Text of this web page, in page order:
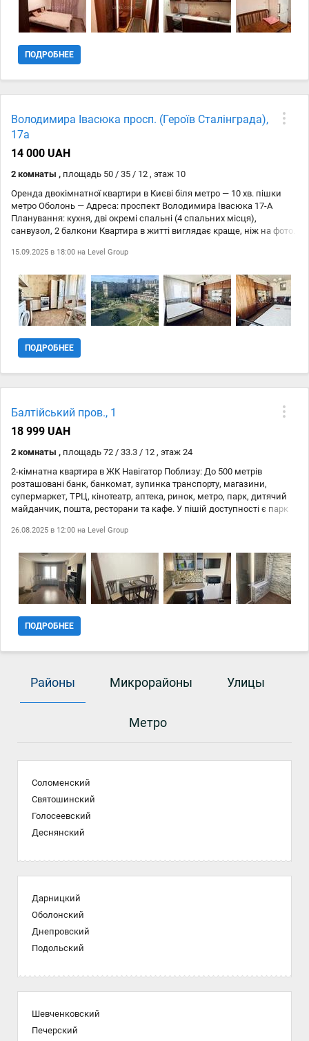
ПОДРОБНЕЕ
Володимира Івасюка просп. (Героїв Сталінграда),
17а
14 000 UAH
2 комнаты , площадь 50 / 35 / 12 , этаж 10
Оренда двокімнатної квартири в Києві біля метро — 10 хв. пішки
метро Оболонь — Адреса: проспект Володимира Івасюка 17-А
Планування: кухня, дві окремі спальні (4 спальних місця),
санвузол, 2 балкони Квартира в житті виглядає краще, ніж на фото.
проживання 4 осіб: нове двоспальне ліжко з новим ортопедичним
духовка, плита, холодильник, пилосос Переваги
місцерозташування будинку: — Станція МЕТРО Оболонь (800м) —
Поруч Торгово-розважальний центр «DREAM yellow» з кінотеатром
— в межах 150-350м: Сільпо, Нова Пошта #39, аптеки, школи,
Фора, Еко-лавка, ПриватБанк, медичний центр «Добробут»,
ресторани Чорноморка та Egersund Seafood — Родзинкою
15.09.2025 в 18:00 на Level Group
ПОДРОБНЕЕ
Балтійський пров., 1
18 999 UAH
2 комнаты , площадь 72 / 33.3 / 12 , этаж 24
2-кімнатна квартира в ЖК Навігатор Поблизу: До 500 метрів
розташовані банк, банкомат, зупинка транспорту, магазини,
супермаркет, ТРЦ, кінотеатр, аптека, ринок, метро, парк, дитячий
майданчик, пошта, ресторани та кафе. У пішій доступності є парк
повністю укомплектована необхідною технікою, включаючи
духову шафу та пральну машину. Комфорт: У квартирі є балкон або
лоджія, а в будинку — консьєрж, ліфт (включно з вантажним),
пожежна сигналізація та меблі на кухні. Санвузол обладнано
душовою кабіною. Комунікації: Доступні всі централізовані
електрика, вивіз відходів та центральний водопровід.
Мультимедіа: Підключено Wi-Fi.
26.08.2025 в 12:00 на Level Group
ПОДРОБНЕЕ
Районы Микрорайоны Улицы
Метро
Соломенский
Святошинский
Голосеевский
Деснянский
Дарницкий
Оболонский
Днепровский
Подольский
Шевченковский
Печерский